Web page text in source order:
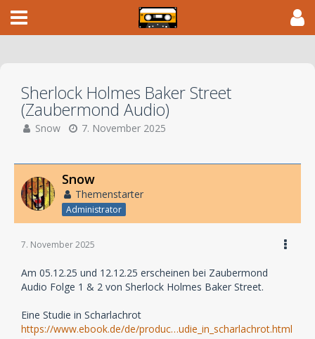
Sherlock Holmes Baker Street
(Zaubermond Audio)
Snow 7. November 2025
Snow
Themenstarter
Administrator
7. November 2025
Am 05.12.25 und 12.12.25 erscheinen bei Zaubermond
Audio Folge 1 & 2 von Sherlock Holmes Baker Street.
Eine Studie in Scharlachrot
https://www.ebook.de/de/produc…udie_in_scharlachrot.html